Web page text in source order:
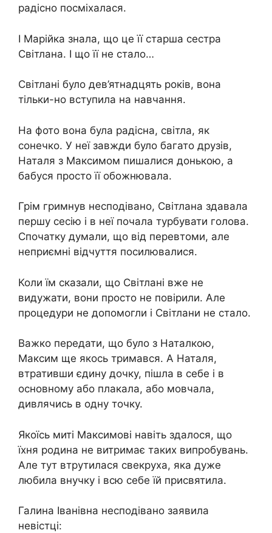
радісно посміхалася.
І Марійка знала, що це її старша сестра
Світлана. І що її не стало…
Світлані було дев’ятнадцять років, вона
тільки-но вступила на навчання.
На фото вона була радісна, світла, як
сонечко. У неї завжди було багато друзів,
Наталя з Максимом пишалися донькою, а
бабуся просто її обожнювала.
Грім гримнув несподівано, Світлана здавала
першу сесію і в неї почала турбувати голова.
Спочатку думали, що від перевтоми, але
неприємні відчуття посилювалися.
Коли їм сказали, що Світлані вже не
видужати, вони просто не повірили. Але
процедури не допомогли і Світлани не стало.
Важко передати, що було з Наталкою,
Максим ще якось тримався. А Наталя,
втративши єдину дочку, пішла в себе і в
основному або плакала, або мовчала,
дивлячись в одну точку.
Якоїсь миті Максимові навіть здалося, що
їхня родина не витримає таких випробувань.
Але тут втрутилася свекруха, яка дуже
любила внучку і всю себе їй присвятила.
Галина Іванівна несподівано заявила
невістці: